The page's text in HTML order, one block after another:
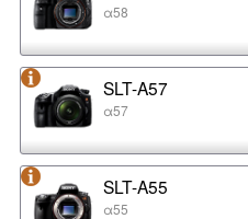
α58
SLT-A57
α57
SLT-A55
α55